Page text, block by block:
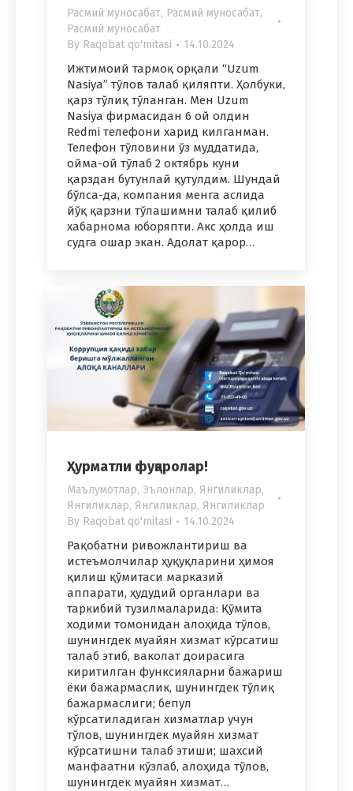
Расмий муносабат, Расмий муносабат,
Расмий муносабат
By Raqobat qo'mitasi 14.10.2024
Ижтимоий тармоқ орқали “Uzum
Nasiya” тўлов талаб қиляпти. Ҳолбуки,
қарз тўлиқ тўланган. Мен Uzum
Nasiya фирмасидан 6 ой олдин
Redmi телефони харид килганман.
Телефон тўловини ўз муддатида,
ойма-ой тўлаб 2 октябрь куни
қарздан бутунлай қутулдим. Шундай
бўлса-да, компания менга аслида
йўқ қарзни тўлашимни талаб қилиб
хабарнома юборяпти. Акс ҳолда иш
судга ошар экан. Адолат қарор…
Ҳурматли фуқаролар!
Маълумотлар, Эълонлар, Янгиликлар,
Янгиликлар, Янгиликлар, Янгиликлар
By Raqobat qo'mitasi 14.10.2024
Рақобатни ривожлантириш ва
истеъмолчилар ҳуқуқларини ҳимоя
қилиш қўмитаси марказий
аппарати, ҳудудий органлари ва
таркибий тузилмаларида: Қўмита
ходими томонидан алоҳида тўлов,
шунингдек муайян хизмат кўрсатиш
талаб этиб, ваколат доирасига
киритилган функсияларни бажариш
ёки бажармаслик, шунингдек тўлиқ
бажармаслиги; бепул
кўрсатиладиган хизматлар учун
тўлов, шунингдек муайян хизмат
кўрсатишни талаб этиши; шахсий
манфаатни кўзлаб, алоҳида тўлов,
шунингдек муайян хизмат…